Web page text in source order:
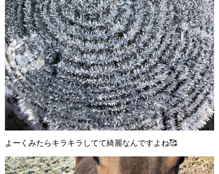
よーくみたらキラキラしてて綺麗なんですよね🥰